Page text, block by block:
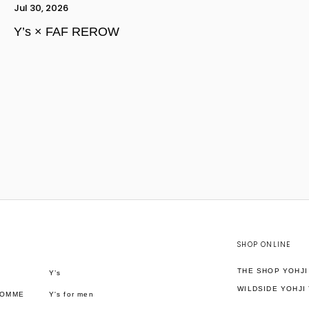
Jul 30, 2026
Y’s × FAF REROW
Y’s
Y's for men
SHOP ONLINE
THE SHOP YOHJI
WILDSIDE YOHJI